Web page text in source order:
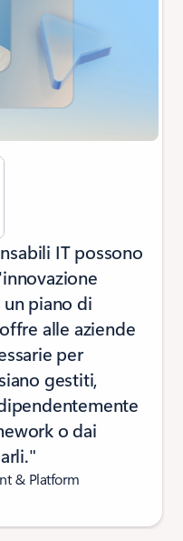
IT possono
piano di
alle aziende
per
gestiti,
o dai
& Platform